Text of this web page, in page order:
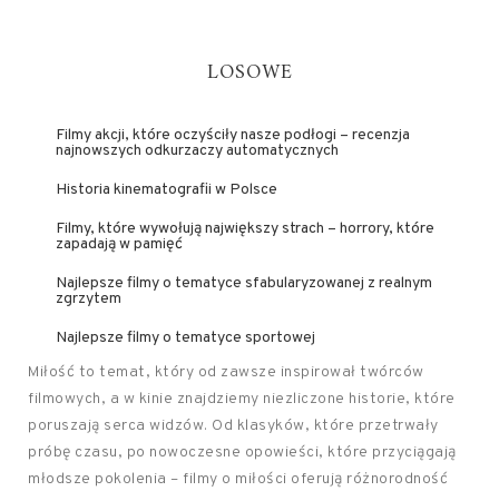
LOSOWE
Filmy akcji, które oczyściły nasze podłogi – recenzja
najnowszych odkurzaczy automatycznych
Historia kinematografii w Polsce
Filmy, które wywołują największy strach – horrory, które
zapadają w pamięć
Najlepsze filmy o tematyce sfabularyzowanej z realnym
zgrzytem
Najlepsze filmy o tematyce sportowej
Miłość to temat, który od zawsze inspirował twórców
filmowych, a w kinie znajdziemy niezliczone historie, które
poruszają serca widzów. Od klasyków, które przetrwały
próbę czasu, po nowoczesne opowieści, które przyciągają
młodsze pokolenia – filmy o miłości oferują różnorodność